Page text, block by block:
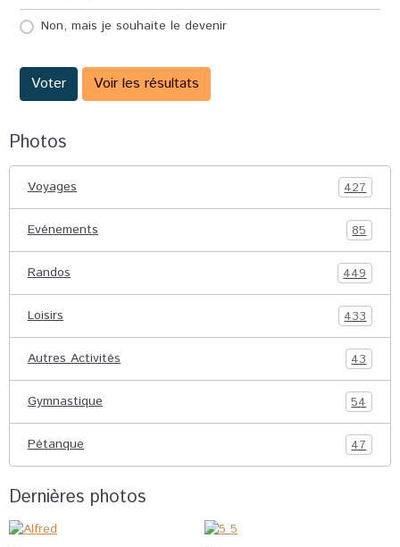
Non, mais je souhaite le devenir
Voter Voir les résultats
Photos
Voyages 427
Evénements 85
Randos 449
Loisirs 433
Autres Activités 43
Gymnastique 54
Pétanque 47
Dernières photos